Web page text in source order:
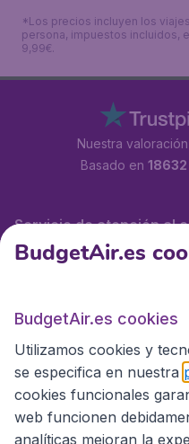
*Los precios incluyen los
persona, impuestos incluidos,
9,99€.
Nuestra
Basado en 18632
Servicio de atención al
Sitios internacionales
BudgetAir.es
BudgetAir.es cookies
Utilizamos cookies y
se especifica en nuestra
cookies funcionales
web funcionen
analíticas mejoran la